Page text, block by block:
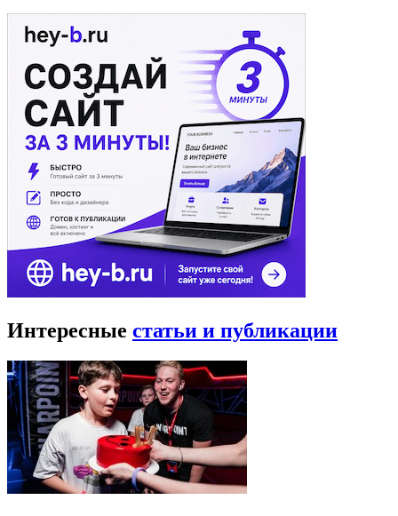
Интересные статьи и публикации